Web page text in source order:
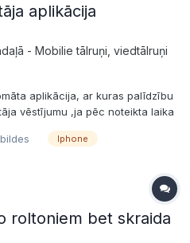
aplikācija
- Mobilie tālruņi, viedtālruņi
aplikācija, ar kuras palīdzību
vēstījumu ,ja pēc noteikta laika
Iphone
roltoniem bet skraida